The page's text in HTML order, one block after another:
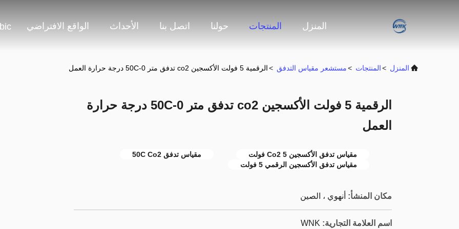
المنزل المنتجات حولنا اتصل بنا الأحداث الواقع الافتراضي
المنزل >المنتجات >مستشعر مقياس التدفق >الرقمية 5 فولت الأكسجين co2 تدفق متر 0-50C درجة حرارة العمل
الرقمية 5 فولت الأكسجين co2 تدفق متر 0-50C درجة حرارة
العمل
مقياس تدفق الأكسجين Co2 5 فولت
مقياس تدفق 50C Co2
مقياس تدفق الأكسجين الرقمي 5 فولت
مكان المنشأ: أنهوي ، الصين
اسم العلامة التجارية: WNK